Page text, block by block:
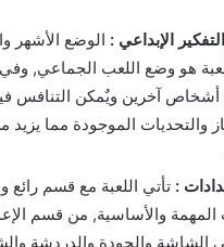
الإبداعي : الوضع الأشهر
هو وضع اللعب الجماعي,
آخرين ويٌمكن التنافس
والتحديات الموجودة مما يزيد
: تأتي اللعبة مع قسم رائع
المهمة والأساسية, من قسم
الشاشة والجودة والدردشة